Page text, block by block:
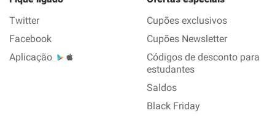
Twitter
Facebook
Aplicação
Cupões exclusivos
Cupões Newsletter
Códigos de desconto para
estudantes
Saldos
Black Friday